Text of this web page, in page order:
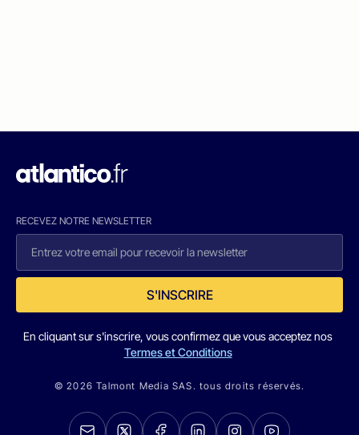
RECEVEZ NOTRE NEWSLETTER
S'INSCRIRE
En cliquant sur s'inscrire, vous confirmez que vous acceptez nos
Termes et Conditions
© 2026 Talmont Media SAS. tous droits réservés.